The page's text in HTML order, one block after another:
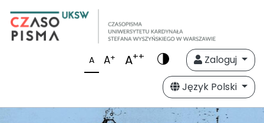
A A+ A++
Zaloguj
Język Polski